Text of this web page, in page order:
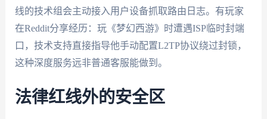
线的技术组会主动接入用户设备抓取路由日志。有玩家
在Reddit分享经历：玩《梦幻西游》时遭遇ISP临时封端
口，技术支持直接指导他手动配置L2TP协议绕过封锁，
这种深度服务远非普通客服能做到。
法律红线外的安全区